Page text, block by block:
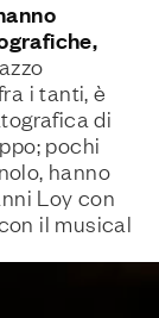
i tanti, è
di
pochi
hanno
Loy con
il musical